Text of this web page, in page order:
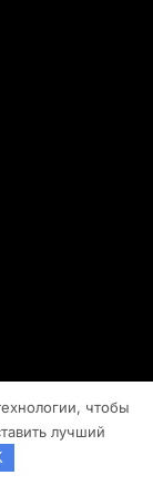
чтобы
лучший